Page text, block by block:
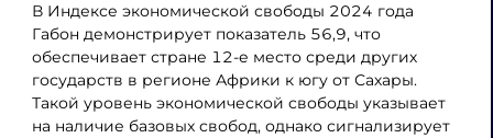
В Индексе экономической свободы 2024 года
Габон демонстрирует показатель 56,9, что
обеспечивает стране 12-е место среди других
государств в регионе Африки к югу от Сахары.
Такой уровень экономической свободы указывает
на наличие базовых свобод, однако сигнализирует